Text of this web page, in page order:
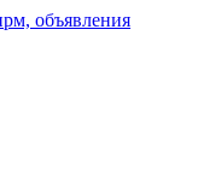
объявления